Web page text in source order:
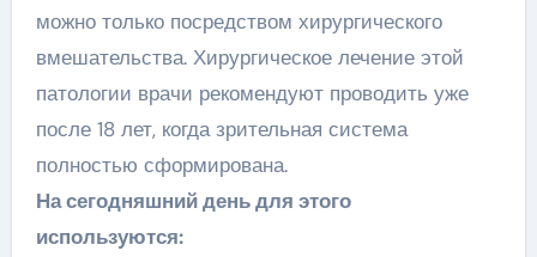
можно только посредством хирургического
вмешательства. Хирургическое лечение этой
патологии врачи рекомендуют проводить уже
после 18 лет, когда зрительная система
полностью сформирована.
На сегодняшний день для этого
используются: